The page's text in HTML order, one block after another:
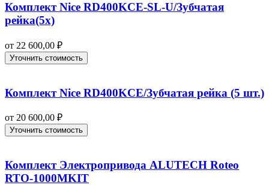
Комплект Nice RD400KCE-SL-U/Зубчатая
рейка(5x)
от 22 600,00 ₽
Уточнить стоимость
Комплект Nice RD400KCE/Зубчатая рейка (5 шт.)
от 20 600,00 ₽
Уточнить стоимость
Комплект Электропривода ALUTECH Roteo
RTO-1000MKIT